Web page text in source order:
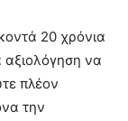
20 χρόνια
αξιολόγηση να
πλέον
την